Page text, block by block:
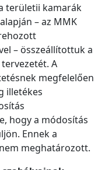
területii kamarák
– az MMK
– összeállítottuk a
A
megfelelően
illetékes
hogy a módosítás
Ennek a
meghatározott.